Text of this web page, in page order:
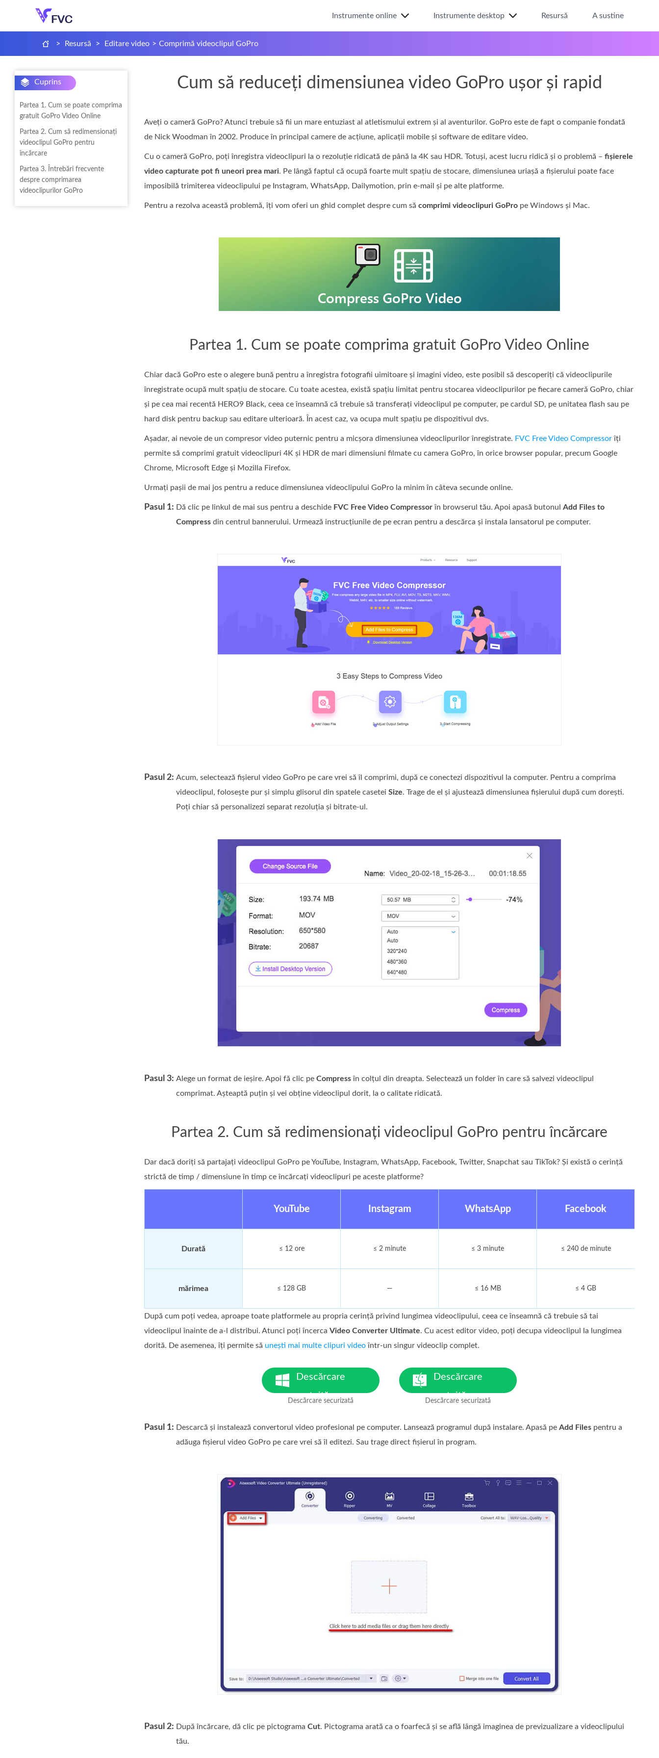
Instrumente online Instrumente desktop Resursă A sustine
> Resursă > Editare video > Comprimă videoclipul GoPro
Cuprins
Partea 1. Cum se poate comprima
gratuit GoPro Video Online
Partea 2. Cum să redimensionați
videoclipul GoPro pentru
încărcare
Partea 3. Întrebări frecvente
despre comprimarea
videoclipurilor GoPro
Cum să reduceți dimensiunea video GoPro ușor și rapid
Aveți o cameră GoPro? Atunci trebuie să fii un mare entuziast al atletismului extrem și al aventurilor. GoPro este de fapt o companie fondată
de Nick Woodman în 2002. Produce în principal camere de acțiune, aplicații mobile și software de editare video.
Cu o cameră GoPro, poți înregistra videoclipuri la o rezoluție ridicată de până la 4K sau HDR. Totuși, acest lucru ridică și o problemă – fișierele
video capturate pot fi uneori prea mari. Pe lângă faptul că ocupă foarte mult spațiu de stocare, dimensiunea uriașă a fișierului poate face
imposibilă trimiterea videoclipului pe Instagram, WhatsApp, Dailymotion, prin e‑mail și pe alte platforme.
Pentru a rezolva această problemă, îți vom oferi un ghid complet despre cum să comprimi videoclipuri GoPro pe Windows și Mac.
Partea 1. Cum se poate comprima gratuit GoPro Video Online
Chiar dacă GoPro este o alegere bună pentru a înregistra fotografii uimitoare și imagini video, este posibil să descoperiți că videoclipurile
înregistrate ocupă mult spațiu de stocare. Cu toate acestea, există spațiu limitat pentru stocarea videoclipurilor pe fiecare cameră GoPro, chiar
și pe cea mai recentă HERO9 Black, ceea ce înseamnă că trebuie să transferați videoclipul pe computer, pe cardul SD, pe unitatea flash sau pe
hard disk pentru backup sau editare ulterioară. În acest caz, va ocupa mult spațiu pe dispozitivul dvs.
Așadar, ai nevoie de un compresor video puternic pentru a micșora dimensiunea videoclipurilor înregistrate. FVC Free Video Compressor îți
permite să comprimi gratuit videoclipuri 4K și HDR de mari dimensiuni filmate cu camera GoPro, în orice browser popular, precum Google
Chrome, Microsoft Edge și Mozilla Firefox.
Urmați pașii de mai jos pentru a reduce dimensiunea videoclipului GoPro la minim în câteva secunde online.
Pasul 1: Dă clic pe linkul de mai sus pentru a deschide FVC Free Video Compressor în browserul tău. Apoi apasă butonul Add Files to
Compress din centrul bannerului. Urmează instrucțiunile de pe ecran pentru a descărca și instala lansatorul pe computer.
Pasul 2: Acum, selectează fișierul video GoPro pe care vrei să îl comprimi, după ce conectezi dispozitivul la computer. Pentru a comprima
videoclipul, folosește pur și simplu glisorul din spatele casetei Size. Trage de el și ajustează dimensiunea fișierului după cum dorești.
Poți chiar să personalizezi separat rezoluția și bitrate‑ul.
Pasul 3: Alege un format de ieșire. Apoi fă clic pe Compress în colțul din dreapta. Selectează un folder în care să salvezi videoclipul
comprimat. Așteaptă puțin și vei obține videoclipul dorit, la o calitate ridicată.
Partea 2. Cum să redimensionați videoclipul GoPro pentru încărcare
Dar dacă doriți să partajați videoclipul GoPro pe YouTube, Instagram, WhatsApp, Facebook, Twitter, Snapchat sau TikTok? Și există o cerință
strictă de timp / dimensiune în timp ce încărcați videoclipuri pe aceste platforme?
YouTube Instagram WhatsApp Facebook
Durată ≤ 12 ore ≤ 2 minute ≤ 3 minute ≤ 240 de minute
mărimea ≤ 128 GB — ≤ 16 MB ≤ 4 GB
După cum poți vedea, aproape toate platformele au propria cerință privind lungimea videoclipului, ceea ce înseamnă că trebuie să tai
videoclipul înainte de a‑l distribui. Atunci poți încerca Video Converter Ultimate. Cu acest editor video, poți decupa videoclipul la lungimea
dorită. De asemenea, îți permite să unești mai multe clipuri video într‑un singur videoclip complet.
Descărcare
gratuită
Descărcare securizată
Descărcare
gratuită
Descărcare securizată
Pasul 1: Descarcă și instalează convertorul video profesional pe computer. Lansează programul după instalare. Apasă pe Add Files pentru a
adăuga fișierul video GoPro pe care vrei să îl editezi. Sau trage direct fișierul în program.
Pasul 2: După încărcare, dă clic pe pictograma Cut. Pictograma arată ca o foarfecă și se află lângă imaginea de previzualizare a videoclipului
tău.